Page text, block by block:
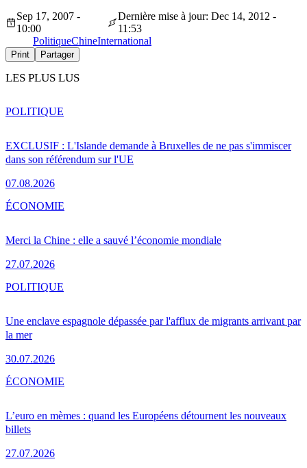
Sep 17, 2007 -
10:00
Dernière mise à jour: Dec 14, 2012 -
11:53
PolitiqueChineInternational
Print Partager
LES PLUS LUS
EXCLUSIF : L'Islande demande à Bruxelles de ne pas s'immiscer
dans son référendum sur l'UE
07.08.2026
POLITIQUE
Merci la Chine : elle a sauvé l’économie mondiale
27.07.2026
ÉCONOMIE
Une enclave espagnole dépassée par l'afflux de migrants arrivant par
la mer
30.07.2026
POLITIQUE
L’euro en mèmes : quand les Européens détournent les nouveaux
billets
27.07.2026
ÉCONOMIE